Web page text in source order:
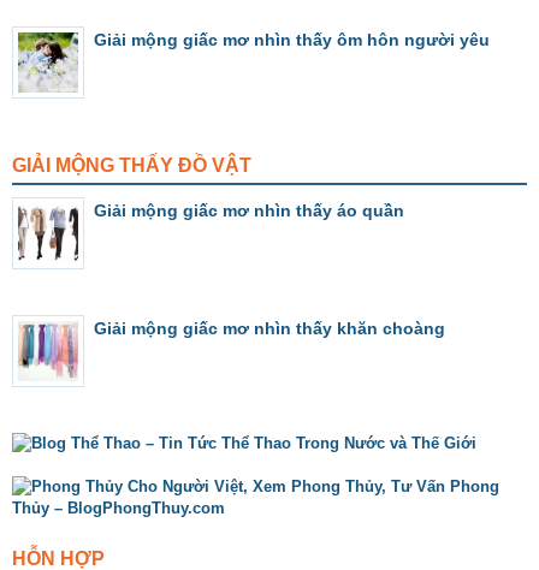
Giải mộng giấc mơ nhìn thấy ôm hôn người yêu
GIẢI MỘNG THẤY ĐỒ VẬT
Giải mộng giấc mơ nhìn thấy áo quần
Giải mộng giấc mơ nhìn thấy khăn choàng
HỖN HỢP